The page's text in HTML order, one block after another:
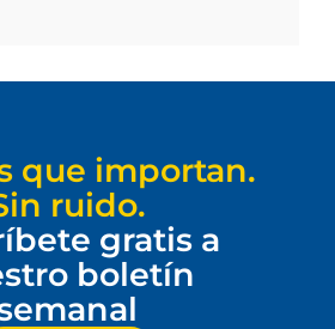
que importan.
ruido.
gratis a
boletín